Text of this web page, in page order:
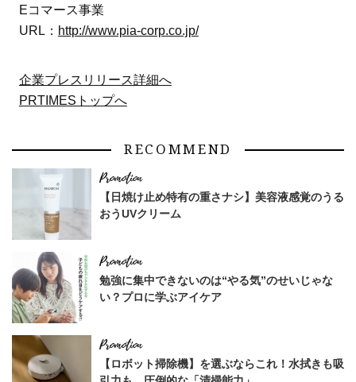
Eコマース事業
URL： http://www.pia-corp.co.jp/
企業プレスリリース詳細へ
PRTIMESトップへ
RECOMMEND
【日焼け止め特有の重さナシ】美容液感覚のうる
おうUVクリーム
勉強に集中できないのは“やる気”のせいじゃな
い？プロに学ぶアイケア
【ロボット掃除機】を選ぶならこれ！水拭きも吸